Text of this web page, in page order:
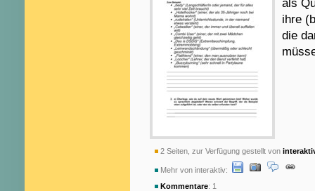
als
ihre
die
2 Seiten, zur Verfügung gestellt von
Mehr von interaktiv:
Kommentare: 1